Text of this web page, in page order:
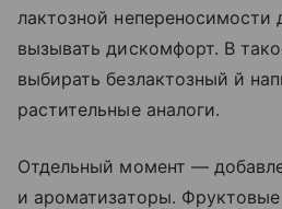
лактозной
вызывать дискомфорт. В
выбирать безлактозный й
растительные аналоги.
Отдельный момент —
и ароматизаторы.